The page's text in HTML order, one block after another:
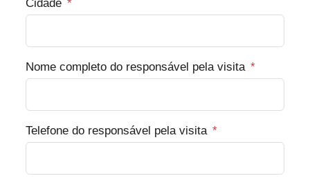
Cidade *
Nome completo do responsável pela visita *
Telefone do responsável pela visita *